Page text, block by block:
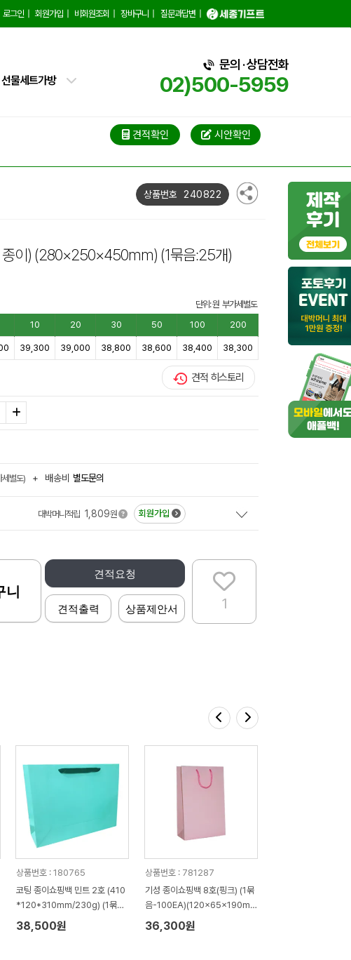
로그인 회원가입 비회원조회 장바구니 질문과답변
종이쇼핑백
부직포가방
에코백
문의 · 상담전화
02)500-5959
견적확인 시안확인
상품번호 240822
이) (280×250×450mm) (1묶음:25개)
단위: 원 부가세별도
10 20 30 50 100 200
39,300 39,000 38,800 38,600 38,400 38,300
견적 히스토리
세별도) + 배송비 별도문의
대박머니적립 1,809원 회원가입
1
견적요청
견적출력 상품제안서
니
상품번호 : 180765
코팅 종이쇼핑백 민트 2호 (410
*120*310mm/230g) (1묶음:
50장)
38,500원
상품번호 : 781287
기성 종이쇼핑백 8호(핑크) (1묶
음-100EA)(120x65x190m
m)
36,300원